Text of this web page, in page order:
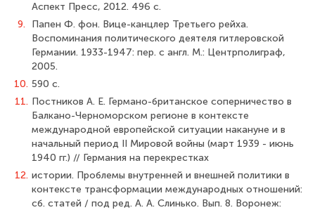
Аспект Пресс, 2012. 496 с.
9.
Папен Ф. фон. Вице-канцлер Третьего рейха.
Воспоминания политического деятеля гитлеровской
Германии. 1933-1947: пер. с англ. М.: Центрполиграф,
2005.
10. 590 с.
11. Постников А. Е. Германо-британское соперничество в
Балкано-Черноморском регионе в контексте
международной европейской ситуации накануне и в
начальный период II Мировой войны (март 1939 - июнь
1940 гг.) // Германия на перекрестках
12. истории. Проблемы внутренней и внешней политики в
контексте трансформации международных отношений:
сб. статей / под ред. А. А. Слинько. Вып. 8. Воронеж: